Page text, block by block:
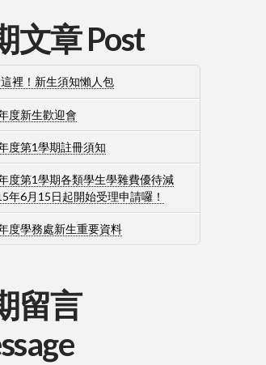
文章 Post
裡！新生須知懶人包
度新生歡迎會
度第1學期註冊須知
度第1學期各類學生學雜費優待減
年6月15日起開始受理申請囉！
度學務處新生重要資料
留言